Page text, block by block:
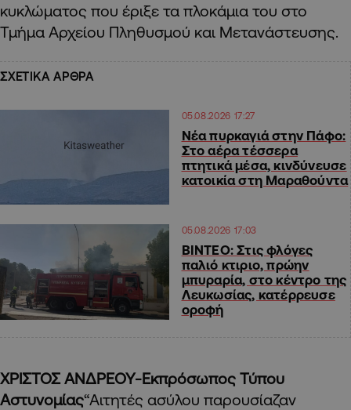
κυκλώματος που έριξε τα πλοκάμια του στο
Τμήμα Αρχείου Πληθυσμού και Μετανάστευσης.
ΣΧΕΤΙΚΑ ΑΡΘΡΑ
05.08.2026 17:27
Νέα πυρκαγιά στην Πάφο:
Στο αέρα τέσσερα
πτητικά μέσα, κινδύνευσε
κατοικία στη Μαραθούντα
05.08.2026 17:03
ΒΙΝΤΕΟ: Στις φλόγες
παλιό κτιριο, πρώην
μπυραρία, στο κέντρο της
Λευκωσίας, κατέρρευσε
οροφή
ΧΡΙΣΤΟΣ ΑΝΔΡΕΟΥ-Εκπρόσωπος Τύπου
Αστυνομίας“Αιτητές ασύλου παρουσίαζαν